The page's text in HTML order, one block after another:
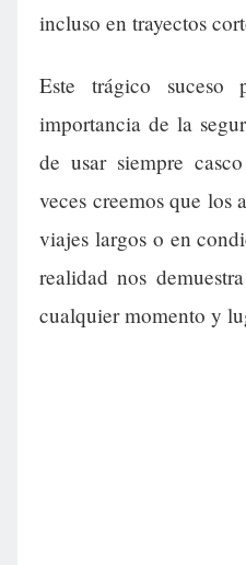
incluso en trayectos
Este trágico
importancia de la
de usar siempre
veces creemos que los
viajes largos o en
realidad nos
cualquier momento y